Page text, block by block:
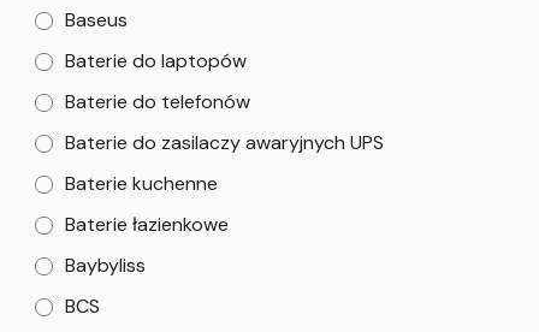
Baseus
Baterie do laptopów
Baterie do telefonów
Baterie do zasilaczy awaryjnych UPS
Baterie kuchenne
Baterie łazienkowe
Baybyliss
BCS